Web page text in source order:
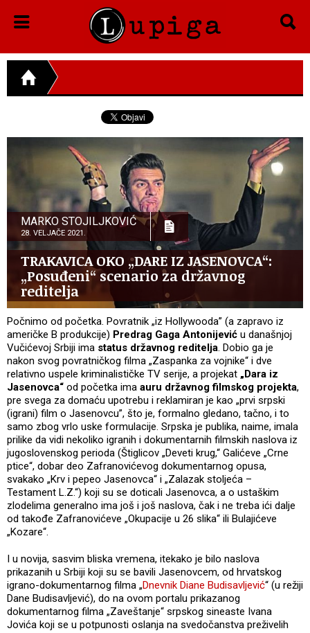
MARKO STOJILJKOVIĆ
28. VELJAČE 2021.
TRAKAVICA OKO „DARE IZ JASENOVCA“:
„Posuđeni“ scenario za državnog
reditelja
Počnimo od početka. Povratnik „iz Hollywooda” (a zapravo iz
američke B produkcije) Predrag Gaga Antonijević u današnjoj
Vučićevoj Srbiji ima status državnog reditelja. Dobio ga je
nakon svog povratničkog filma „Zaspanka za vojnike“ i dve
relativno uspele kriminalističke TV serije, a projekat „Dara iz
Jasenovca“ od početka ima auru državnog filmskog projekta,
pre svega za domaću upotrebu i reklamiran je kao „prvi srpski
(igrani) film o Jasenovcu”, što je, formalno gledano, tačno, i to
samo zbog vrlo uske formulacije. Srpska je publika, naime, imala
prilike da vidi nekoliko igranih i dokumentarnih filmskih naslova iz
jugoslovenskog perioda (Štiglicov „Deveti krug,“ Galićeve „Crne
ptice“, dobar deo Zafranovićevog dokumentarnog opusa,
svakako „Krv i pepeo Jasenovca“ i „Zalazak stoljeća –
Testament L.Z.“) koji su se doticali Jasenovca, a o ustaškim
zlodelima generalno ima još i još naslova, čak i ne treba ići dalje
od takođe Zafranovićeve „Okupacije u 26 slika“ ili Bulajićeve
„Kozare“.
I u novija, sasvim bliska vremena, itekako je bilo naslova
prikazanih u Srbiji koji su se bavili Jasenovcem, od hrvatskog
igrano-dokumentarnog filma „Dnevnik Diane Budisavljević“ (u režiji
Dane Budisavljević), do na ovom portalu prikazanog
dokumentarnog filma „Zaveštanje“ srpskog sineaste Ivana
Jovića koji se u potpunosti oslanja na svedočanstva preživelih